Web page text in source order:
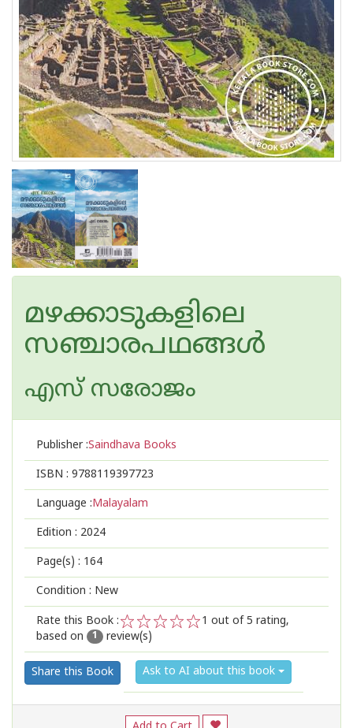
മഴക്കാടുകളിലെ
സഞ്ചാരപഥങ്ങൾ
എസ് സരോജം
Publisher :Saindhava Books
ISBN : 9788119397723
Language :Malayalam
Edition : 2024
Page(s) : 164
Condition : New
Rate this Book :
2
1
1 out of 5 rating,
based on
1 review(s)
Share this Book Ask to AI about this book